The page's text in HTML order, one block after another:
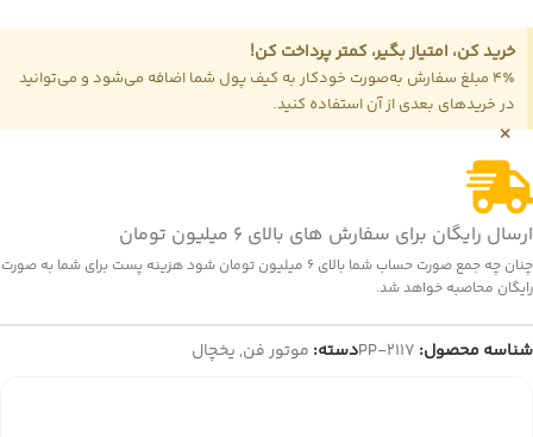
خرید کن، امتیاز بگیر، کمتر پرداخت کن!
4٪ مبلغ سفارش به‌صورت خودکار به کیف پول شما اضافه می‌شود و می‌توانید
در خریدهای بعدی از آن استفاده کنید.
×
ارسال رایگان برای سفارش های بالای 6 میلیون تومان
چنان چه جمع صورت حساب شما بالای 6 میلیون تومان شود هزینه پست برای شما به صورت
رایگان محاصبه خواهد شد.
شناسه محصول: PP-2117دسته: موتور فن, یخچال